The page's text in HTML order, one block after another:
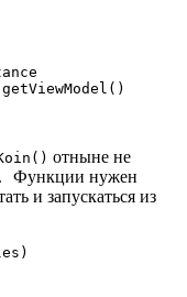
отныне не
Функции нужен
и запускаться из